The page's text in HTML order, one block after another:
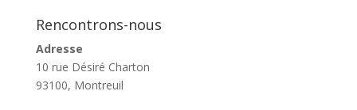
Rencontrons-nous
Adresse
10 rue Désiré Charton
93100, Montreuil